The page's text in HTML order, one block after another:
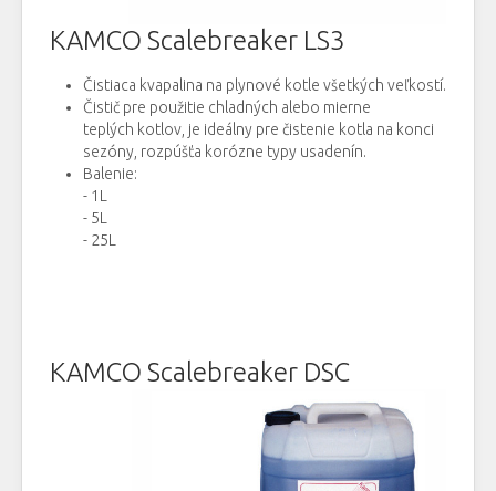
KAMCO Scalebreaker LS3
Čistiaca kvapalina na plynové kotle všetkých veľkostí.
Čistič pre použitie chladných alebo mierne
teplých kotlov, je ideálny pre čistenie kotla na konci
sezóny, rozpúšťa korózne typy usadenín.
Balenie:
- 1L
- 5L
- 25L
KAMCO Scalebreaker DSC